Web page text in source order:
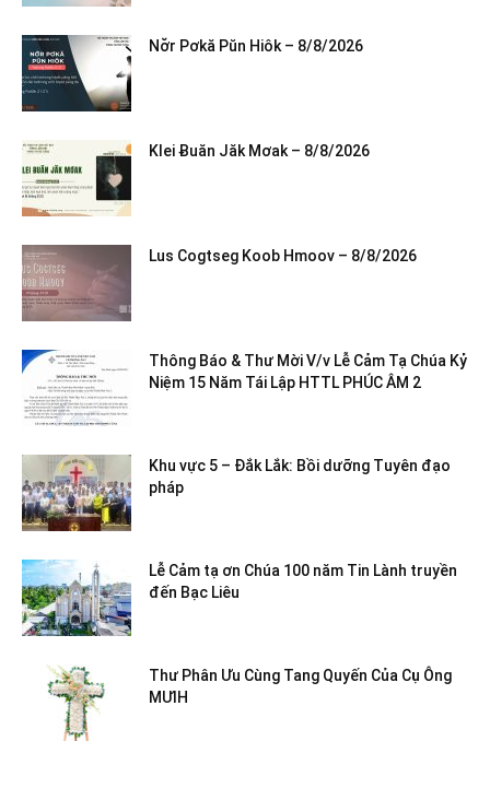
Nơ̆r Pơkă Pŭn Hiôk – 8/8/2026
Klei Ƀuăn Jăk Mơak – 8/8/2026
Lus Cogtseg Koob Hmoov – 8/8/2026
Thông Báo & Thư Mời V/v Lễ Cảm Tạ Chúa Kỷ
Niệm 15 Năm Tái Lập HTTL PHÚC ÂM 2
Khu vực 5 – Đắk Lắk: Bồi dưỡng Tuyên đạo
pháp
Lễ Cảm tạ ơn Chúa 100 năm Tin Lành truyền
đến Bạc Liêu
Thư Phân Ưu Cùng Tang Quyến Của Cụ Ông
MƯIH